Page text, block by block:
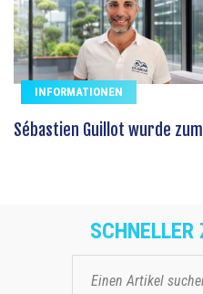
INFORMATIONEN
Sébastien Guillot wurde
SCHNELLER